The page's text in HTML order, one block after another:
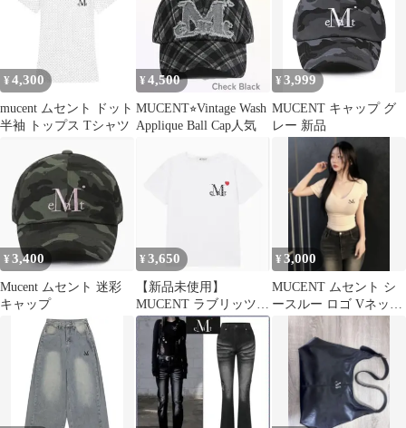
¥ 4,300
mucent ムセント ドット
半袖 トップス Tシャツ
¥4,500
MUCENT⭐︎Vintage Wash
Applique Ball Cap人気
¥3,999
MUCENT キャップ グ
レー 新品
¥3,400
Mucent ムセント 迷彩
キャップ
¥3,650
【新品未使用】
MUCENT ラブリッツミ
ニハートロゴTシャツ
ホワイト
¥3,000
MUCENT ムセント シ
ースルー ロゴ Vネック
クロップ Tシャツ